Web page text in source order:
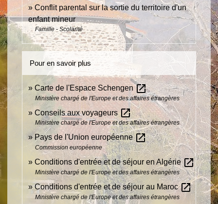
Conflit parental sur la sortie du territoire d'un
enfant mineur
Famille - Scolarité
Pour en savoir plus
Carte de l'Espace Schengenopen_in_new
Ministère chargé de l'Europe et des affaires étrangères
Conseils aux voyageursopen_in_new
Ministère chargé de l'Europe et des affaires étrangères
Pays de l'Union européenneopen_in_new
Commission européenne
Conditions d'entrée et de séjour en Algérieopen_in_new
Ministère chargé de l'Europe et des affaires étrangères
Conditions d'entrée et de séjour au Marocopen_in_new
Ministère chargé de l'Europe et des affaires étrangères